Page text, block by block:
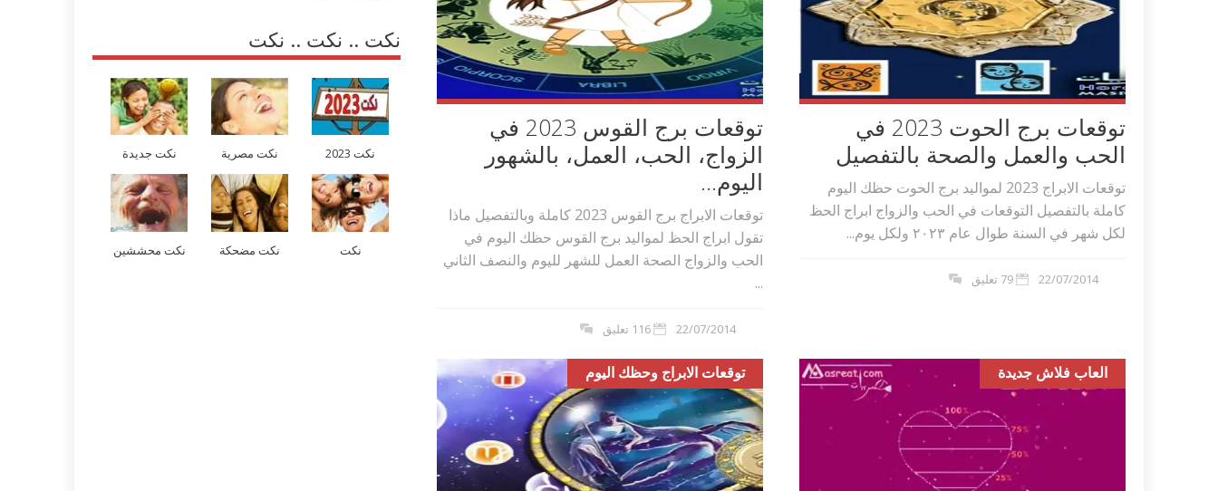
توقعات برج القوس 2023 في
الزواج، الحب، العمل، بالشهور
اليوم...
توقعات الابراج برج القوس 2023 كاملة وبالتفصيل ماذا
تقول ابراج الحظ لمواليد برج القوس حظك اليوم في
الحب والزواج الصحة العمل للشهر لليوم والنصف الثاني
...
22/07/2014 116 تعليق
توقعات برج الحوت 2023 في
الحب والعمل والصحة بالتفصيل
توقعات الابراج 2023 لمواليد برج الحوت حظك اليوم
كاملة بالتفصيل التوقعات في الحب والزواج ابراج الحظ
لكل شهر في السنة طوال عام ٢٠٢۳ ولكل يوم...
22/07/2014 79 تعليق
توقعات الابراج وحظك اليوم العاب فلاش جديدة
نكت .. نكت .. نكت
نكت 2023 نكت مصرية نكت جديدة
نكت نكت مضحكة نكت محششين